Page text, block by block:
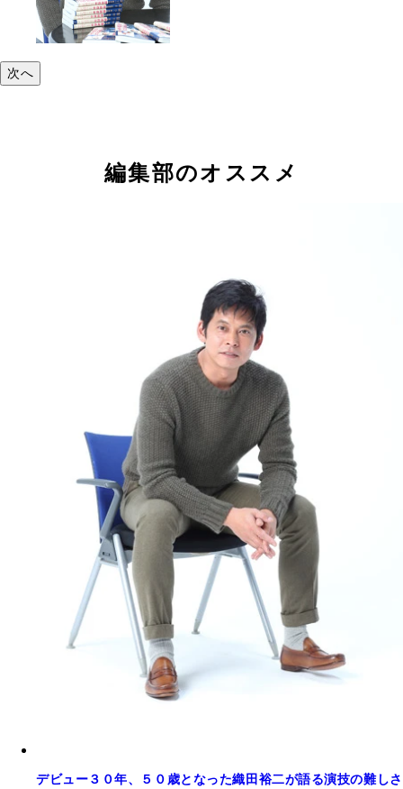
次へ
編集部のオススメ
デビュー３０年、５０歳となった織田裕二が語る演技の難しさ